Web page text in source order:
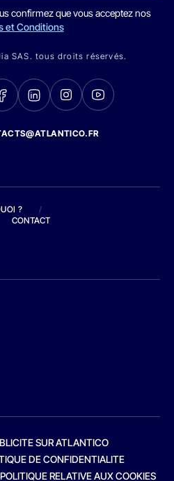
confirmez que vous acceptez nos
et Conditions
SAS. tous droits réservés.
?
/
CONTACT
SUR ATLANTICO
DE CONFIDENTIALITE
POLITIQUE RELATIVE AUX COOKIES